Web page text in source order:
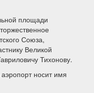
площади
Союза,
Великой
Тихонову.
носит имя